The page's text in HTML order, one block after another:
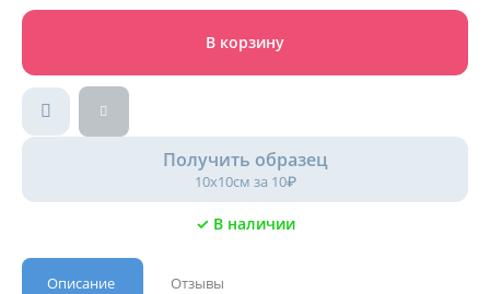
В корзину
Получить образец
10х10см за 10₽
✓ В наличии
Описание
Отзывы